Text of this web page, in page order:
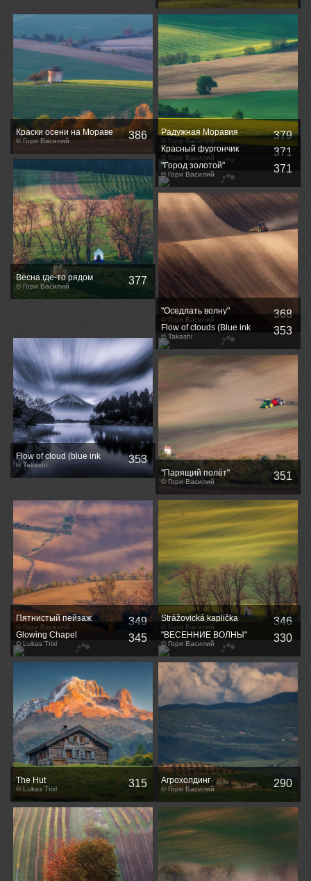
Краски осени на Мораве
© Гори Василий 386 Радужная Моравия
© Гори Василий 379
Весна где-то рядом
© Гори Василий 377
Красный фургончик
© Гори Василий 371
"Город золотой"
© Гори Василий 371
"Оседлать волну"
© Гори Василий 368
Flow of cloud (blue ink
version)
© Takashi 353
Flow of clouds (Blue ink
version)
© Takashi 353
"Парящий полёт"
© Гори Василий 351
Пятнистый пейзаж
© Гори Василий 349 Strážovická kaplička
© Гори Василий 346
Glowing Chapel
© Lukas Trixl 345 "ВЕСЕННИЕ ВОЛНЫ"
© Гори Василий 330
The Hut
© Lukas Trixl 315 Агрохолдинг
© Гори Василий 290